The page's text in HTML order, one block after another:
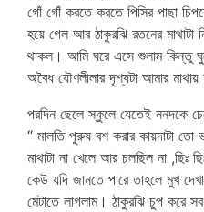
গোঁ গোঁ করতে করতে পিসির পাছা
হয়ে গেল আর ঠাকুরঝি রতনের মাথাটা
থাকল। আমি ঘরে এসে শুলাম কিন্তু
অবৈধ যৌণলীলার দৃশ্যটা আমার
পরদিন ছেলে স্কুলে যেতেই ননদকে
“ মালতি পুরুষ বশ করার কায়দাটা তো
মাথাটা না খেলে আর চলছিল না ,ছিঃ
কেউ যদি জানতে পারে তাহলে মুখ
মেটাতে লাগলাম। ঠাকুরঝি চুপ করে